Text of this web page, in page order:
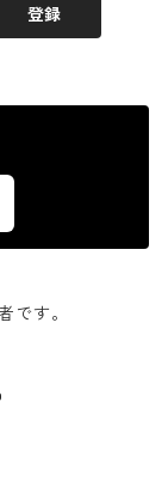
登録
です。